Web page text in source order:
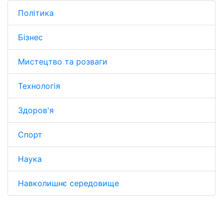
Політика
Бізнес
Мистецтво та розваги
Технологія
Здоров'я
Спорт
Наука
Навколишнє середовище